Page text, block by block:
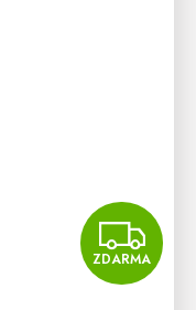
ZDARMA